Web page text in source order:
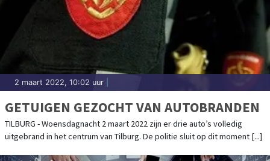
2 maart 2022, 10:02 uur
GETUIGEN GEZOCHT VAN AUTOBRANDEN
TILBURG - Woensdagnacht 2 maart 2022 zijn er drie auto’s volledig
uitgebrand in het centrum van Tilburg. De politie sluit op dit moment [...]